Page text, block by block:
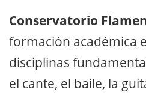
Conservatorio
formación académica
disciplinas
el cante, el baile, la